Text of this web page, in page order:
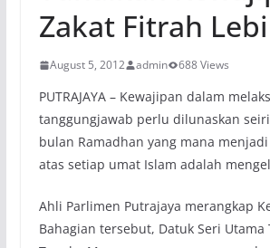
Zakat Fitrah
August 5, 2012 admin 688 Views
PUTRAJAYA – Kewajipan dalam
tanggungjawab perlu dilunaskan
bulan Ramadhan yang mana
atas setiap umat Islam adalah
Ahli Parlimen Putrajaya merangkap
Bahagian tersebut, Datuk Seri Utama